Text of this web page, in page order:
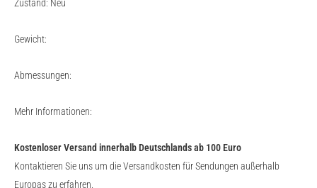
Zustand: Neu
Gewicht:
Abmessungen:
Mehr Informationen:
Kostenloser Versand innerhalb Deutschlands ab 100 Euro
Kontaktieren Sie uns um die Versandkosten für Sendungen außerhalb
Europas zu erfahren.